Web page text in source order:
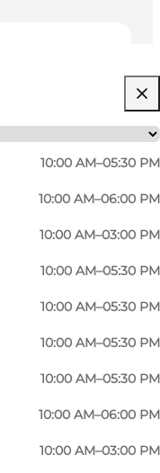
10:00 AM–05:30 PM
10:00 AM–06:00 PM
10:00 AM–03:00 PM
10:00 AM–05:30 PM
10:00 AM–05:30 PM
10:00 AM–05:30 PM
10:00 AM–05:30 PM
10:00 AM–06:00 PM
10:00 AM–03:00 PM